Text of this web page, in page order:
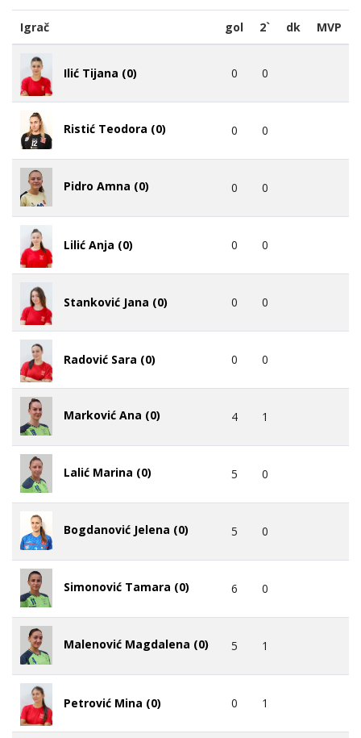
Igrač gol 2` dk MVP
Ilić Tijana (0) 0 0
Ristić Teodora (0) 0 0
Pidro Amna (0) 0 0
Lilić Anja (0) 0 0
Stanković Jana (0) 0 0
Radović Sara (0) 0 0
Marković Ana (0) 4 1
Lalić Marina (0) 5 0
Bogdanović Jelena (0) 5 0
Simonović Tamara (0) 6 0
Malenović Magdalena (0) 5 1
Petrović Mina (0) 0 1